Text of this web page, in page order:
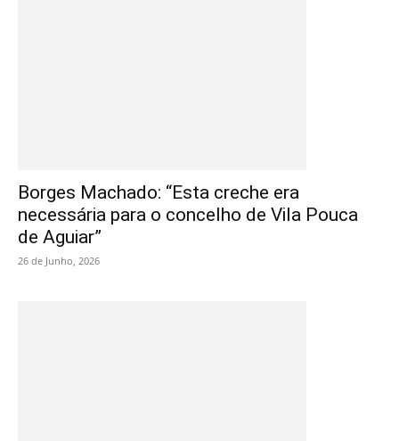
Borges Machado: “Esta creche era
necessária para o concelho de Vila Pouca
de Aguiar”
26 de Junho, 2026